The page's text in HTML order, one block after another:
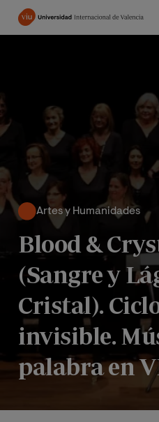
Pasar
Artes y Humanidades
Blood &
(Sangre y
Cristal).
invisible.
palabra en